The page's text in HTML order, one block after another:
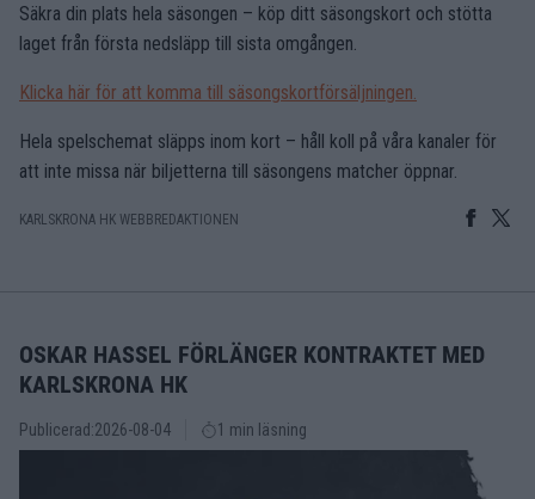
Säkra din plats hela säsongen – köp ditt säsongskort och stötta
laget från första nedsläpp till sista omgången.
Klicka här för att komma till säsongskortförsäljningen.
Hela spelschemat släpps inom kort – håll koll på våra kanaler för
att inte missa när biljetterna till säsongens matcher öppnar.
KARLSKRONA HK WEBBREDAKTIONEN
OSKAR HASSEL FÖRLÄNGER KONTRAKTET MED
KARLSKRONA HK
Publicerad:2026-08-04 1 min läsning